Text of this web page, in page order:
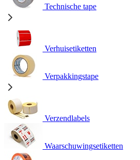
Technische tape
Verhuisetiketten
Verpakkingstape
Verzendlabels
Waarschuwingsetiketten